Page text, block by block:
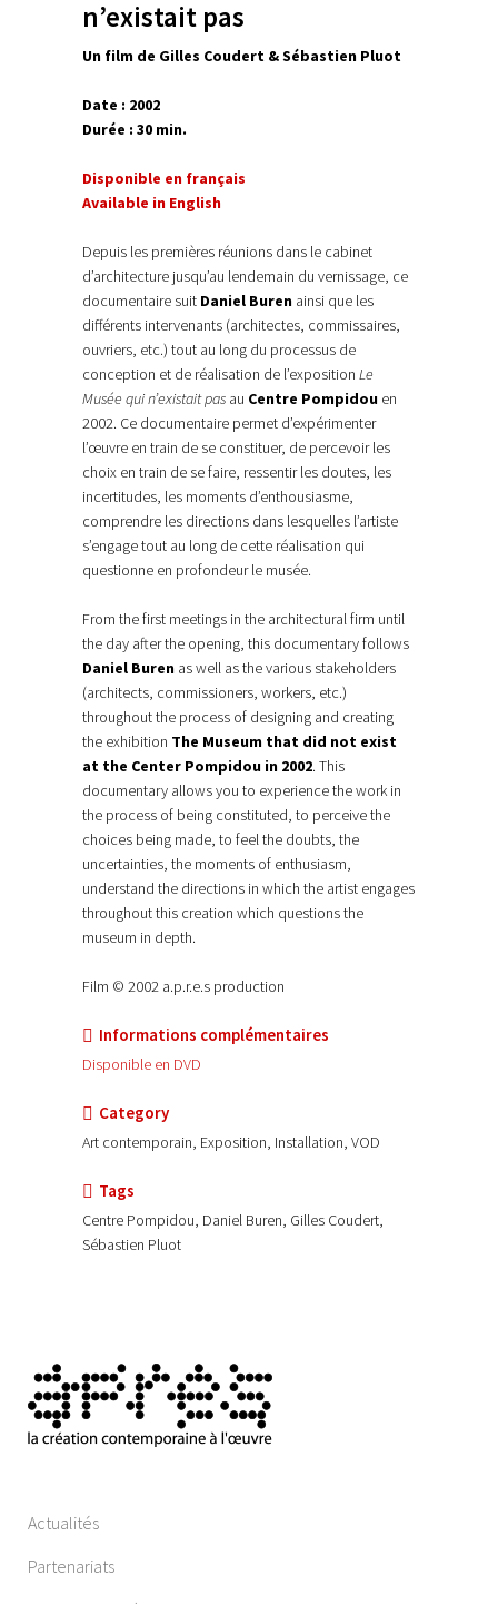
n’existait pas
Un film de Gilles Coudert & Sébastien Pluot
Date : 2002
Durée : 30 min.
Disponible en français
Available in English
Depuis les premières réunions dans le cabinet
d’architecture jusqu’au lendemain du vernissage, ce
documentaire suit Daniel Buren ainsi que les
différents intervenants (architectes, commissaires,
ouvriers, etc.) tout au long du processus de
conception et de réalisation de l’exposition Le
Musée qui n’existait pas au Centre Pompidou en
2002. Ce documentaire permet d’expérimenter
l’œuvre en train de se constituer, de percevoir les
choix en train de se faire, ressentir les doutes, les
incertitudes, les moments d’enthousiasme,
comprendre les directions dans lesquelles l’artiste
s’engage tout au long de cette réalisation qui
questionne en profondeur le musée.
From the first meetings in the architectural firm until
the day after the opening, this documentary follows
Daniel Buren as well as the various stakeholders
(architects, commissioners, workers, etc.)
throughout the process of designing and creating
the exhibition The Museum that did not exist
at the Center Pompidou in 2002. This
documentary allows you to experience the work in
the process of being constituted, to perceive the
choices being made, to feel the doubts, the
uncertainties, the moments of enthusiasm,
understand the directions in which the artist engages
throughout this creation which questions the
museum in depth.
Film © 2002 a.p.r.e.s production
Informations complémentaires
Disponible en DVD
Category
Art contemporain, Exposition, Installation, VOD
Tags
Centre Pompidou, Daniel Buren, Gilles Coudert,
Sébastien Pluot
Actualités
Partenariats